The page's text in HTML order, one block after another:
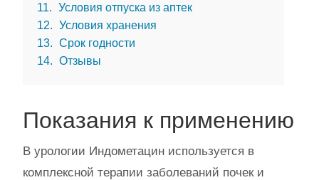
11
Условия отпуска из аптек
12
Условия хранения
13
Срок годности
14
Отзывы
Показания к применению
В урологии Индометацин используется в
комплексной терапии заболеваний почек и